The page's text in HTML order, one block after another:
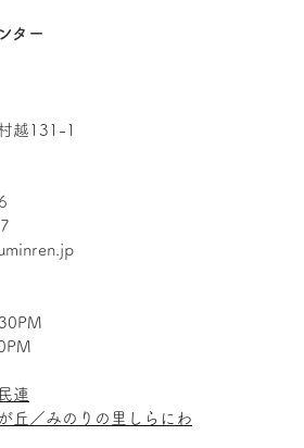
ター
越131-1
連
丘／みのりの里しらにわ